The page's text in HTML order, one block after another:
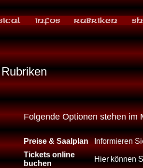
Rubriken
Folgende Optionen stehen im
Preise & Saalplan
Informieren
Tickets online
buchen
Hier können